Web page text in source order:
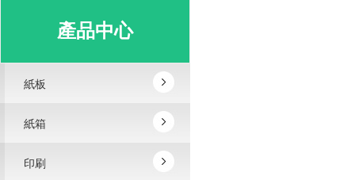
產品中心
紙板
紙箱
印刷